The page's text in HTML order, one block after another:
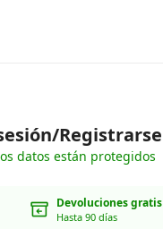
Registrarse
datos están protegidos
Devoluciones gratis
Hasta 90 días